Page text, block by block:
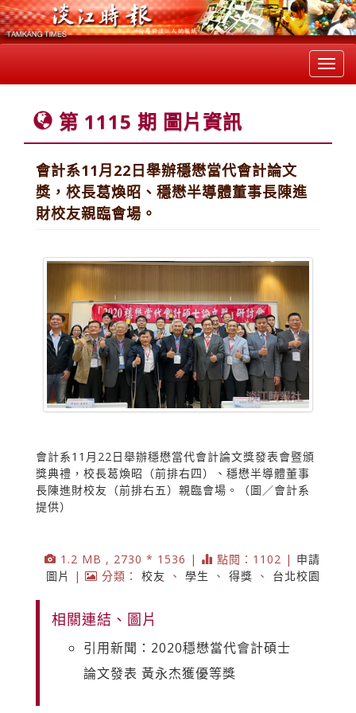
第 1115 期 圖片資訊
會計系11月22日舉辦穩懋當代會計論文
獎，校長葛煥昭、穩懋半導體董事長陳進
財校友親臨會場。
會計系11月22日舉辦穩懋當代會計論文獎發表會暨頒
獎典禮，校長葛煥昭（前排右四）、穩懋半導體董事
長陳進財校友（前排右五）親臨會場。（圖／會計系
提供）
1.2 MB , 2730 * 1536 | 點閱：1102 | 申請
圖片
| 分類： 校友 、 學生 、 得獎 、 台北校園
相關連結、圖片
引用新聞：2020穩懋當代會計碩士
論文發表 黃永杰獲優等獎